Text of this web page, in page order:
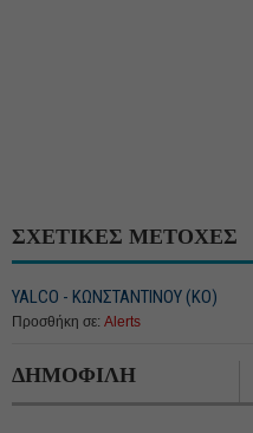
ΣΧΕΤΙΚΕΣ ΜΕΤΟΧΕΣ
YALCO - ΚΩΝΣΤΑΝΤΙΝΟΥ (ΚΟ)
Προσθήκη σε: Alerts
ΔΗΜΟΦΙΛΗ